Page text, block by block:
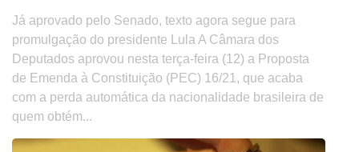
Já aprovado pelo Senado, texto agora segue para
promulgação do presidente Lula A Câmara dos
Deputados aprovou nesta terça-feira (12) a Proposta
de Emenda à Constituição (PEC) 16/21, que acaba
com a perda automática da nacionalidade brasileira de
quem obtém...